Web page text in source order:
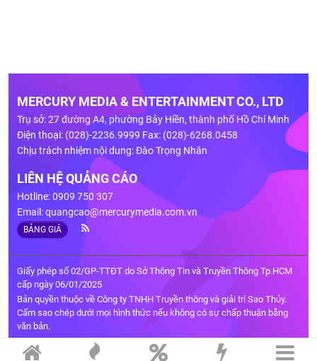
MERCURY MEDIA & ENTERTAINMENT CO., LTD
Trụ sở: 27 đường A4, phường Bảy Hiền, thành phố Hồ Chí Minh
Điện thoại: (028)-2236.9999 Fax: (028)-6268.0458
Chịu trách nhiệm nội dung: Đào Trọng Nhân
LIÊN HỆ QUẢNG CÁO
Hotline: 0909 750 307
Email:quangcao@mercurymedia.com.vn
BẢNG GIÁ
Giấy phép số 02/GP-TTĐT do Sở Thông Tin và Truyền Thông Tp.HCM
cấp ngày 06/01/2025
Bản quyền thuộc về Công ty TNHH Truyền thông và giải trí Sao Thủy.
Cấm sao chép dưới mọi hình thức nếu không có sự chấp thuận bằng
văn bản.